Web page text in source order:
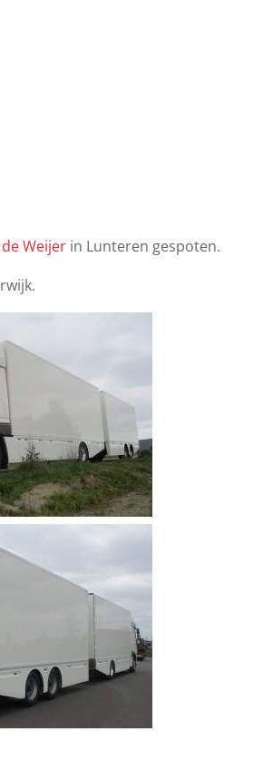
Weijer in Lunteren gespoten.